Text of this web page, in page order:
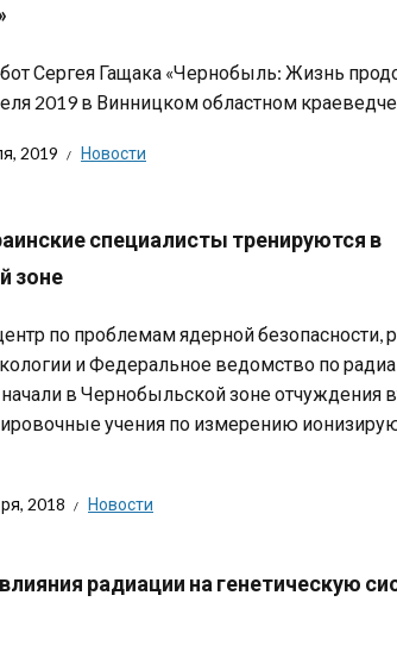
Сергея Гащака «Чернобыль: Жизнь
2019 в Винницком областном
2019 Новости
специалисты тренируются в
зоне
по проблемам ядерной безопасности,
и Федеральное ведомство по
в Чернобыльской зоне отчуждения
учения по измерению
2018 Новости
радиации на генетическую